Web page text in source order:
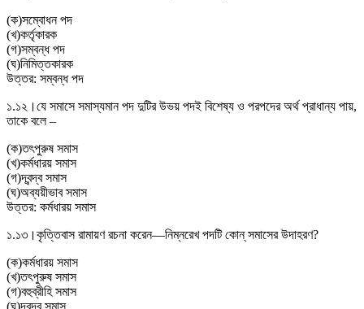
(ক)সম্বােধন পদ
(খ)কর্তৃকারক
(গ)সম্বন্ধ পদ
(ঘ)নিমিত্তকারক
উত্তর: সম্বন্ধ পদ
১.১২। যে সমাসে সমাস্যমান পদ দুটির উভয় পদই বিশেষ্য ও পরপদের অর্থ প্রাধান্য পায়,
তাকে বলে –
(ক)তৎপুরুষ সমাস
(খ)কর্মধারয় সমাস
(গ)দ্বন্দ্ব সমাস
(ঘ)অব্যয়ীভাব সমাস
উত্তর: কর্মধারয় সমাস
১.১৩। কৃত্তিবাস রামায়ণ রচনা করেন—নিম্নরেখ পদটি কোন্ সমাসের উদাহরণ?
(ক)কর্মধারয় সমাস
(খ)তৎপুরুষ সমাস
(গ)বহুব্রীহি সমাস
(ঘ)দ্বন্দ্ব সমাস